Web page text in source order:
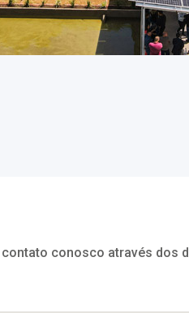
contato conosco através dos